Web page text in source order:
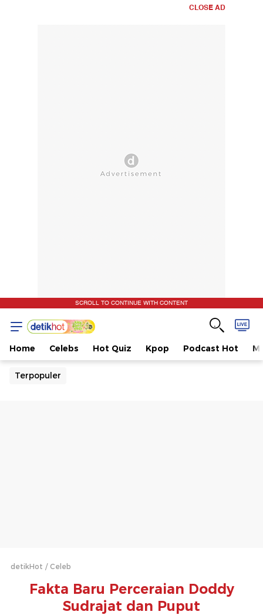
CLOSE AD
SCROLL TO CONTINUE WITH CONTENT
Home Celebs Hot Quiz Kpop Podcast Hot
Terpopuler
detikHot Celeb
Fakta Baru Perceraian Doddy
Sudrajat dan Puput